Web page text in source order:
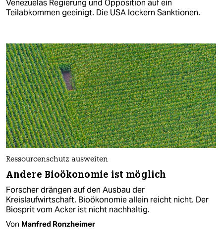
Venezuelas Regierung und Opposition auf ein
Teilabkommen geeinigt. Die USA lockern Sanktionen.
Ressourcenschutz ausweiten
Andere Bio­ökonomie ist möglich
Forscher drängen auf den Ausbau der
Kreislaufwirtschaft. Bioökonomie allein reicht nicht. Der
Biosprit vom Acker ist nicht nachhaltig.
Von Manfred Ronzheimer